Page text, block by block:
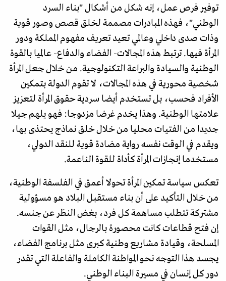
توفير فرص عمل، إنه شكل من أشكال "بناء السرد
الوطني"، فهذه المبادرات مصممة لخلق قصص وصور قوية
وذات صدى داخلي وعالمي تعيد تعريف مفهوم المملكة ودور
المرأة فيها. ترتبط هذه المجالات- الفضاء والدفاع- عالميا بالقوة
الوطنية والسيادة والبراعة التكنولوجية. من خلال جعل المرأة
شخصية محورية في هذه المجالات، لا تقوم الدولة بتمكين
الأفراد فحسب، بل تستخدم أيضا سردية حقوق المرأة لتعزيز
علامتها الوطنية. وهذا يخدم غرضا مزدوجا: فهو يلهم جيلا
جديدا من الفتيات محليا من خلال خلق نماذج يحتذى بها،
ويقدم في الوقت نفسه رواية مضادة قوية للنقد الدولي،
مستخدما إنجازات المرأة كأداة للقوة الناعمة.
تعكس سياسة تمكين المرأة تحولا أعمق في الفلسفة الوطنية،
من خلال التأكيد على أن بناء مستقبل البلاد هو مسؤولية
مشتركة تتطلب مساهمة كل فرد، بغض النظر عن جنسه.
إن فتح قطاعات كانت محصورة بالرجال، مثل القوات
المسلحة، وقيادة مشاريع وطنية كبرى مثل برنامج الفضاء،
يجسد هذا التوجه نحو المواطنة الكاملة والفاعلة التي تقدر
دور كل إنسان في مسيرة البناء الوطني.